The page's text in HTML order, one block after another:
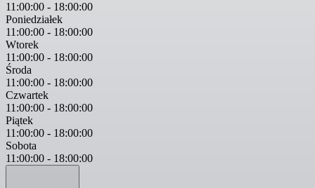
11:00:00 - 18:00:00
Poniedziałek
11:00:00 - 18:00:00
Wtorek
11:00:00 - 18:00:00
Środa
11:00:00 - 18:00:00
Czwartek
11:00:00 - 18:00:00
Piątek
11:00:00 - 18:00:00
Sobota
11:00:00 - 18:00:00